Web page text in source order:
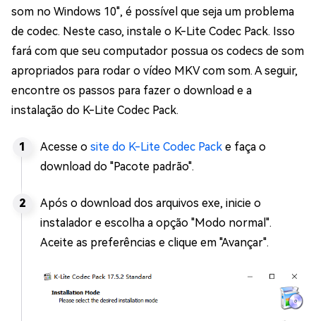
som no Windows 10", é possível que seja um problema
de codec. Neste caso, instale o K-Lite Codec Pack. Isso
fará com que seu computador possua os codecs de som
apropriados para rodar o vídeo MKV com som. A seguir,
encontre os passos para fazer o download e a
instalação do K-Lite Codec Pack.
Acesse o site do K-Lite Codec Pack e faça o
download do "Pacote padrão".
Após o download dos arquivos exe, inicie o
instalador e escolha a opção "Modo normal".
Aceite as preferências e clique em "Avançar".